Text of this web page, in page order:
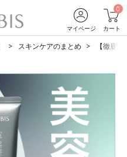
マイページ
0
カート
スキンケアのまとめ 【徹底